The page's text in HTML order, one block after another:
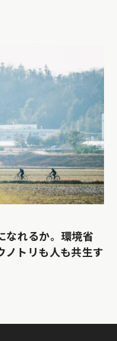
なれるか。環境省
ノトリも人も共生す